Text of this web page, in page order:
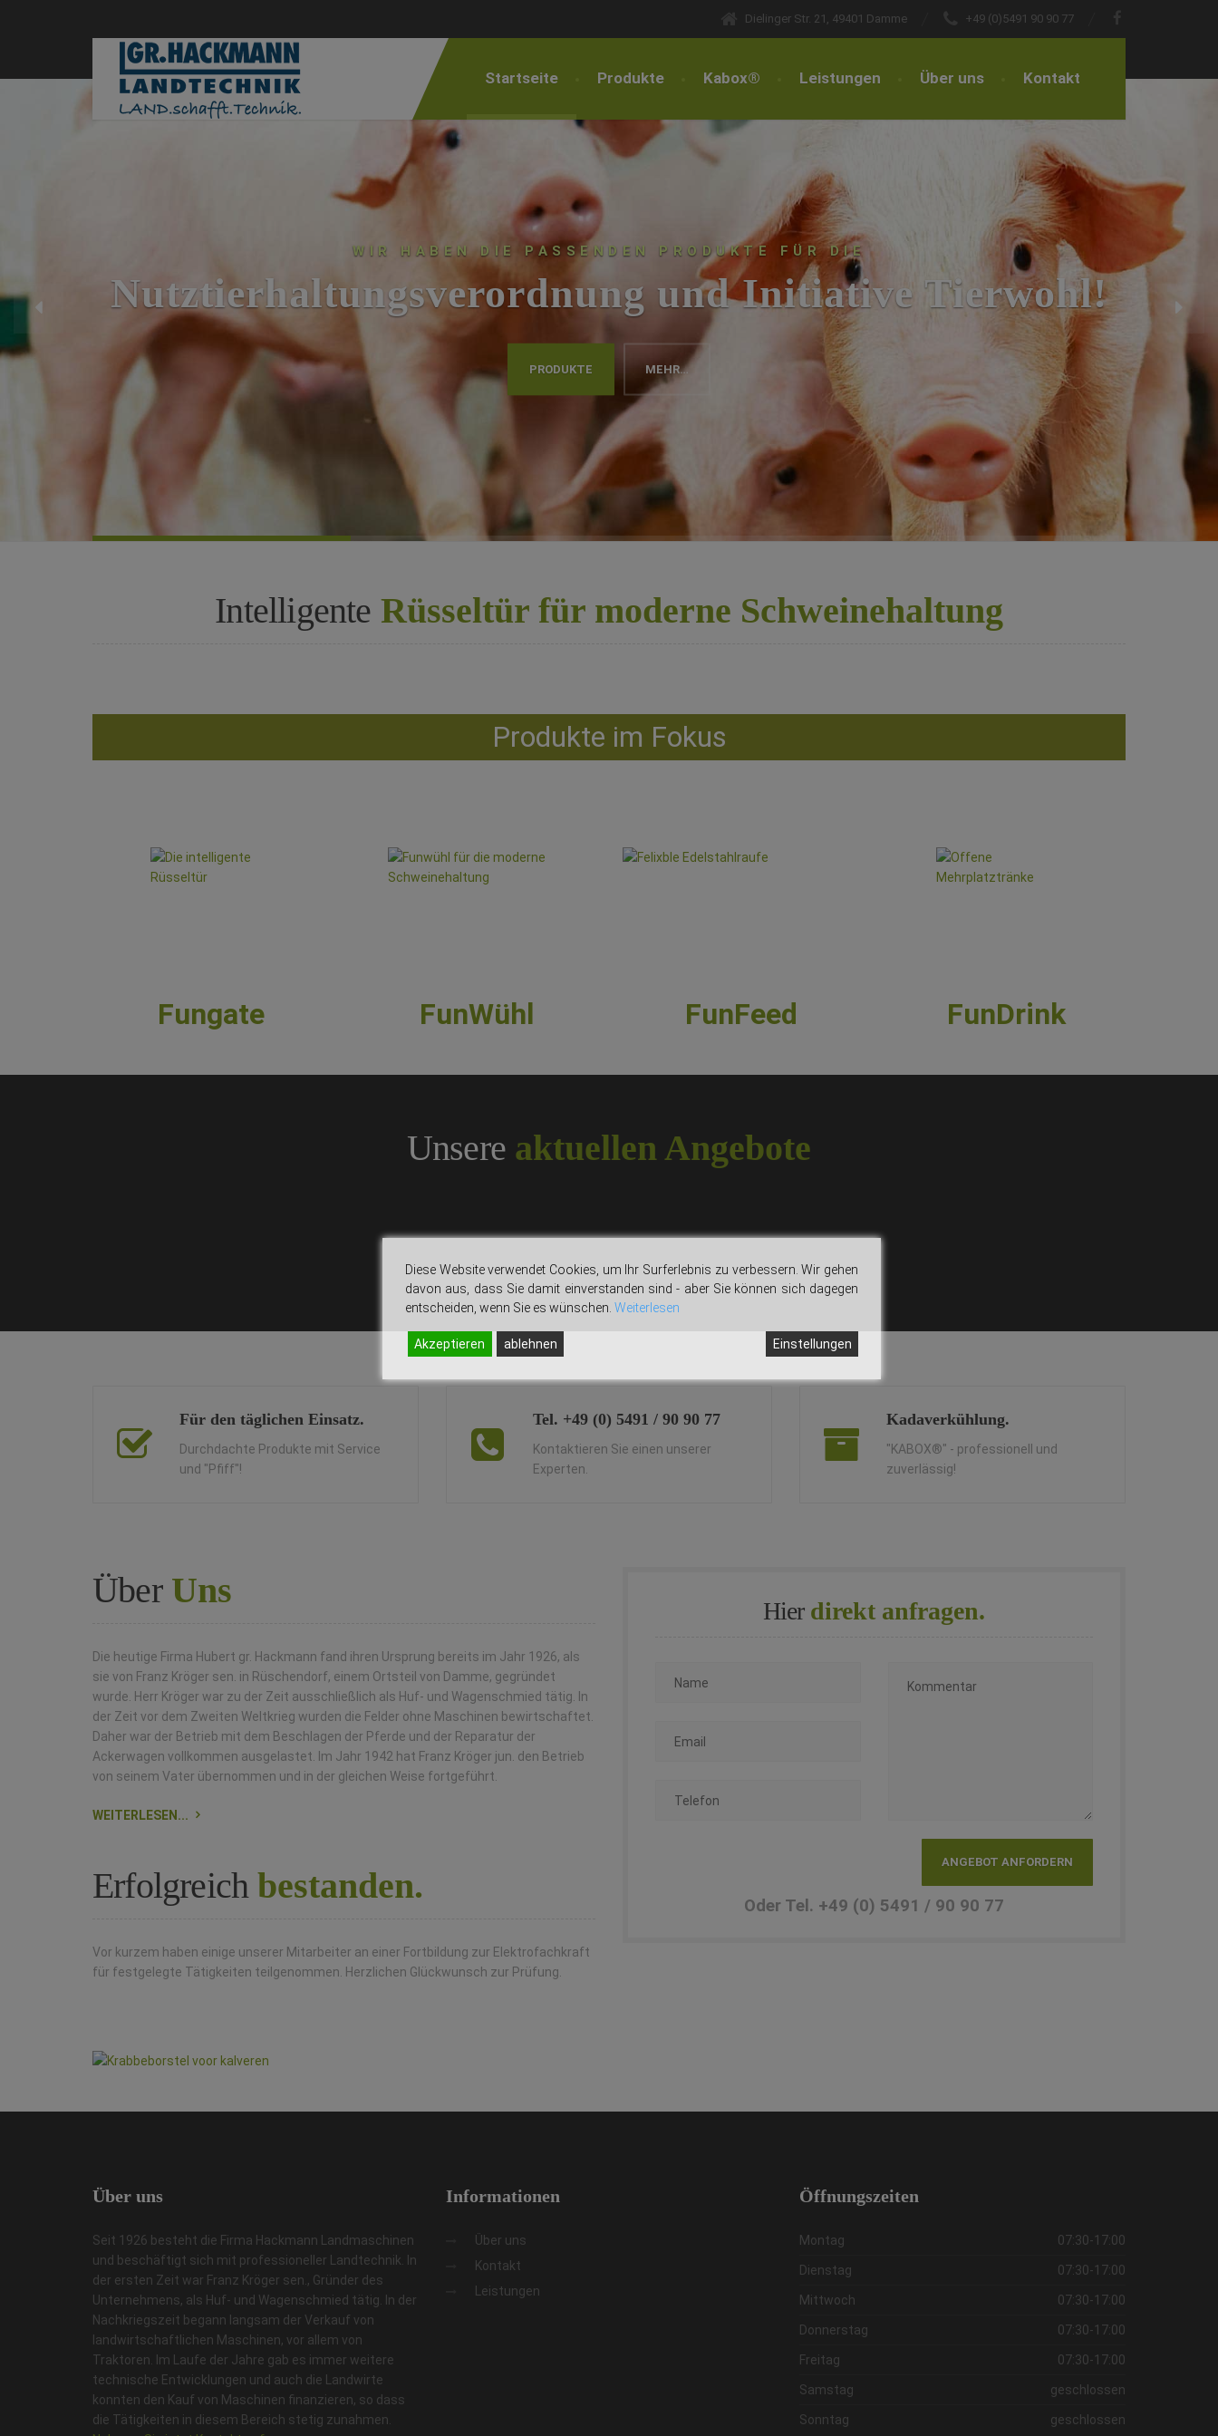
Dielinger Str. 21, 49401 Damme +49 (0)5491 90 90 77
Startseite Produkte Kabox® Leistungen Über uns Kontakt
WIR HABEN DIE PASSENDEN PRODUKTE FÜR DIE
Nutztierhaltungsverordnung und Initiative Tierwohl!
PRODUKTE MEHR…
Intelligente Rüsseltür für moderne Schweinehaltung
Produkte im Fokus
Fungate FunWühl FunFeed FunDrink
Unsere aktuellen Angebote
Für den täglichen Einsatz.
Durchdachte Produkte mit Service
und "Pfiff"!
Tel. +49 (0) 5491 / 90 90 77
Kontaktieren Sie einen unserer
Experten.
Kadaverkühlung.
"KABOX®" - professionell und
zuverlässig!
ÜberUns
Die heutige Firma Hubert gr. Hackmann fand ihren Ursprung bereits im Jahr 1926, als
sie von Franz Kröger sen. in Rüschendorf, einem Ortsteil von Damme, gegründet
wurde. Herr Kröger war zu der Zeit ausschließlich als Huf- und Wagenschmied tätig. In
der Zeit vor dem Zweiten Weltkrieg wurden die Felder ohne Maschinen bewirtschaftet.
Daher war der Betrieb mit dem Beschlagen der Pferde und der Reparatur der
Ackerwagen vollkommen ausgelastet. Im Jahr 1942 hat Franz Kröger jun. den Betrieb
von seinem Vater übernommen und in der gleichen Weise fortgeführt.
WEITERLESEN...
Erfolgreichbestanden.
Vor kurzem haben einige unserer Mitarbeiter an einer Fortbildung zur Elektrofachkraft
für festgelegte Tätigkeiten teilgenommen. Herzlichen Glückwunsch zur Prüfung.
Hierdirekt anfragen.
Oder Tel. +49 (0) 5491 / 90 90 77
Über uns
Seit 1926 besteht die Firma Hackmann Landmaschinen
und beschäftigt sich mit professioneller Landtechnik. In
der ersten Zeit war Franz Kröger sen., Gründer des
Unternehmens, als Huf- und Wagenschmied tätig. In der
Nachkriegszeit begann langsam der Verkauf von
landwirtschaftlichen Maschinen, vor allem von
Traktoren. Im Laufe der Jahre gab es immer weitere
technische Entwicklungen und auch die Landwirte
konnten den Kauf von Maschinen finanzieren, so dass
die Tätigkeiten in diesem Bereich stetig zunahmen.
Informationen
Über uns
Kontakt
Leistungen
Öffnungszeiten
Montag 07:30-17:00
Dienstag 07:30-17:00
Mittwoch 07:30-17:00
Donnerstag 07:30-17:00
Freitag 07:30-17:00
Samstag geschlossen
Sonntag geschlossen
Diese Website verwendet Cookies, um Ihr Surferlebnis zu verbessern. Wir gehen
davon aus, dass Sie damit einverstanden sind - aber Sie können sich dagegen
entscheiden, wenn Sie es wünschen. Weiterlesen
Akzeptieren ablehnen Einstellungen